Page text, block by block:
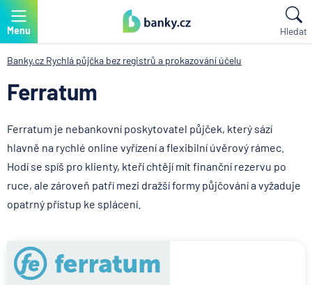
Menu Hledat
Banky.cz Rychlá půjčka bez registrů a prokazování účelu
Ferratum
Ferratum je nebankovní poskytovatel půjček, který sází
hlavně na rychlé online vyřízení a flexibilní úvěrový rámec.
Hodí se spíš pro klienty, kteří chtějí mít finanční rezervu po
ruce, ale zároveň patří mezi dražší formy půjčování a vyžaduje
opatrný přístup ke splácení.